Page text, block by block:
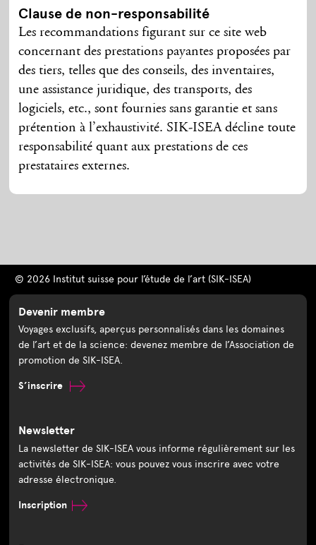
Clause de non-responsabilité
Les recommandations figurant sur ce site web
concernant des prestations payantes proposées par
des tiers, telles que des conseils, des inventaires,
une assistance juridique, des transports, des
logiciels, etc., sont fournies sans garantie et sans
prétention à l’exhaustivité. SIK-ISEA décline toute
responsabilité quant aux prestations de ces
prestataires externes.
© 2026 Institut suisse pour l’étude de l’art (SIK-ISEA)
Devenir membre
Voyages exclusifs, aperçus personnalisés dans les domaines
de l’art et de la science: devenez membre de l’Association de
promotion de SIK-ISEA.
S’inscrire
Newsletter
La newsletter de SIK-ISEA vous informe régulièrement sur les
activités de SIK-ISEA: vous pouvez vous inscrire avec votre
adresse électronique.
Inscription